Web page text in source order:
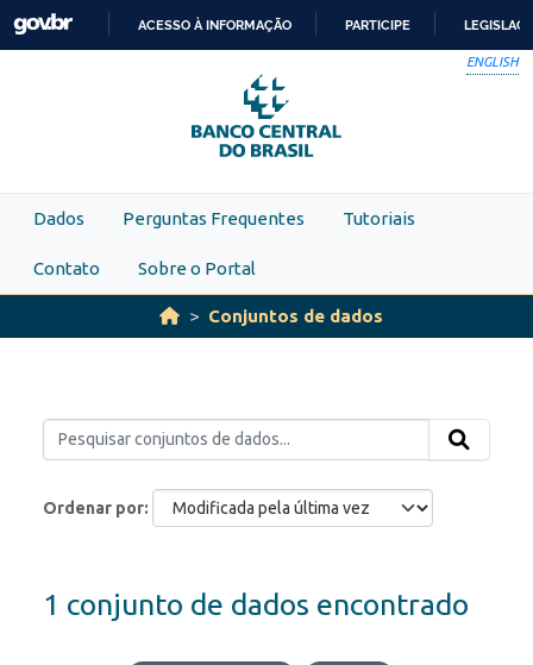
Skip to main content
PARA
O
CONTEÚDO
ACESSO À INFORMAÇÃO PARTICIPE
ENGLISH
Dados Perguntas Frequentes Tutoriais
Contato Sobre o Portal
Conjuntos de dados
Ordenar por
1 conjunto de dados encontrado